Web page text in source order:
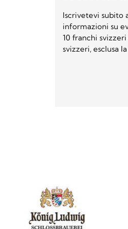
Iscrivetevi subito
informazioni su
10 franchi
svizzeri, esclusa